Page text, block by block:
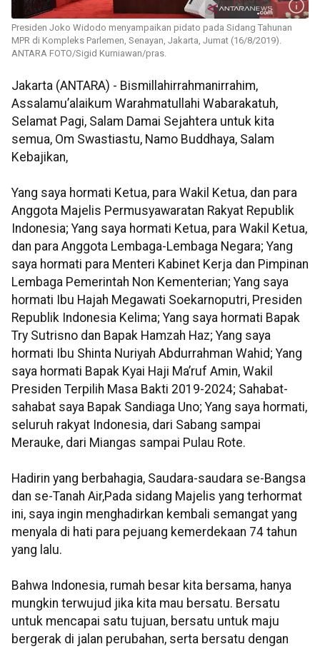
Presiden Joko Widodo menyampaikan pidato pada Sidang Tahunan
MPR di Kompleks Parlemen, Senayan, Jakarta, Jumat (16/8/2019).
ANTARA FOTO/Sigid Kurniawan/pras.
Jakarta (ANTARA) - Bismillahirrahmanirrahim,
Assalamu’alaikum Warahmatullahi Wabarakatuh,
Selamat Pagi, Salam Damai Sejahtera untuk kita
semua, Om Swastiastu, Namo Buddhaya, Salam
Kebajikan,
Yang saya hormati Ketua, para Wakil Ketua, dan para
Anggota Majelis Permusyawaratan Rakyat Republik
Indonesia; Yang saya hormati Ketua, para Wakil Ketua,
dan para Anggota Lembaga-Lembaga Negara; Yang
saya hormati para Menteri Kabinet Kerja dan Pimpinan
Lembaga Pemerintah Non Kementerian; Yang saya
hormati Ibu Hajah Megawati Soekarnoputri, Presiden
Republik Indonesia Kelima; Yang saya hormati Bapak
Try Sutrisno dan Bapak Hamzah Haz; Yang saya
hormati Ibu Shinta Nuriyah Abdurrahman Wahid; Yang
saya hormati Bapak Kyai Haji Ma’ruf Amin, Wakil
Presiden Terpilih Masa Bakti 2019-2024; Sahabat-
sahabat saya Bapak Sandiaga Uno; Yang saya hormati,
seluruh rakyat Indonesia, dari Sabang sampai
Merauke, dari Miangas sampai Pulau Rote.
Hadirin yang berbahagia, Saudara-saudara se-Bangsa
dan se-Tanah Air,Pada sidang Majelis yang terhormat
ini, saya ingin menghadirkan kembali semangat yang
menyala di hati para pejuang kemerdekaan 74 tahun
yang lalu.
Bahwa Indonesia, rumah besar kita bersama, hanya
mungkin terwujud jika kita mau bersatu. Bersatu
untuk mencapai satu tujuan, bersatu untuk maju
bergerak di jalan perubahan, serta bersatu dengan